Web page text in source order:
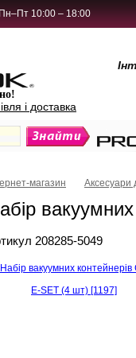
10:00 – 18:00
і доставка
магазин Аксесуари
208285-5049